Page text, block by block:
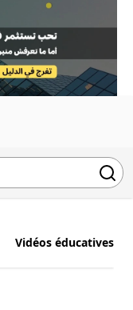
Vidéos éducatives